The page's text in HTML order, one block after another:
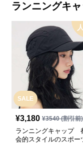
ランニングキ
SALE
¥3,180 ¥3540(割引前)
ランニングキャップ
会的スタイルのスポー